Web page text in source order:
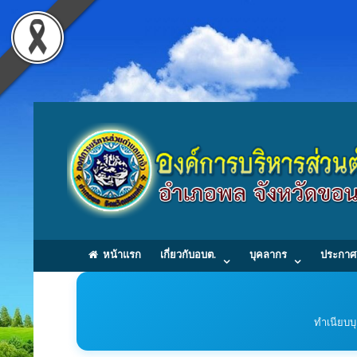
หน้าแรก เกี่ยวกับอบต. บุคลากร ประกาศ
ทำเนียบ